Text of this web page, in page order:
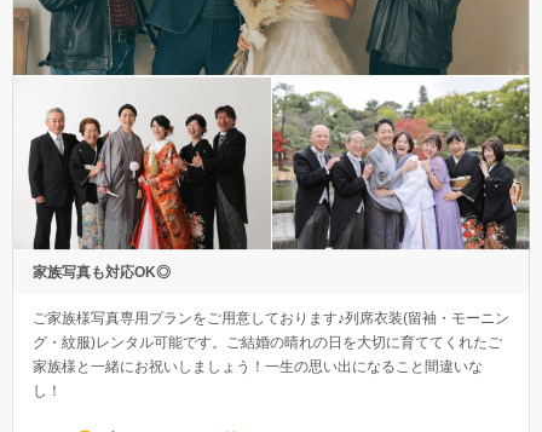
家族写真も対応OK◎
ご家族様写真専用プランをご用意しております♪列席衣装(留袖・モーニン
グ・紋服)レンタル可能です。ご結婚の晴れの日を大切に育ててくれたご
家族様と一緒にお祝いしましょう！一生の思い出になること間違いな
し！